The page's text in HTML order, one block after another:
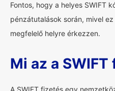
Fontos, hogy a helyes SWIFT
pénzátutalások során, mivel
megfelelő helyre érkezzen.
Mi az a
A SWIFT fizetés egy